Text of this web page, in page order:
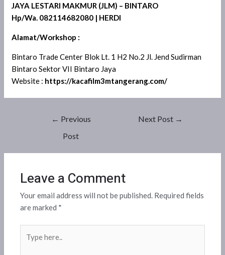
JAYA LESTARI MAKMUR (JLM) – BINTARO
Hp/Wa. 082114682080 | HERDI
Alamat/Workshop :
Bintaro Trade Center Blok Lt. 1 H2 No.2 Jl. Jend Sudirman
Bintaro Sektor VII Bintaro Jaya
Website : https://kacafilm3mtangerang.com/
← Previous
Post
Next Post →
Leave a Comment
Your email address will not be published. Required fields
are marked *
here..